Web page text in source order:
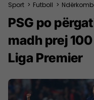
Sport > Futboll >
PSG po
madh prej
Liga Premier